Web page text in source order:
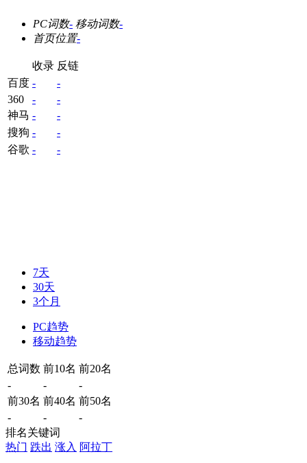
PC词数- 移动词数-
首页位置-
收录 反链
百度 -
-
360
-
-
神马 -
-
搜狗 -
-
谷歌 - -
7天
30天
3个月
PC趋势
移动趋势
总词数 前10名 前20名
-
-
-
前30名 前40名 前50名
-
-
-
排名关键词
热门 跌出 涨入 阿拉丁